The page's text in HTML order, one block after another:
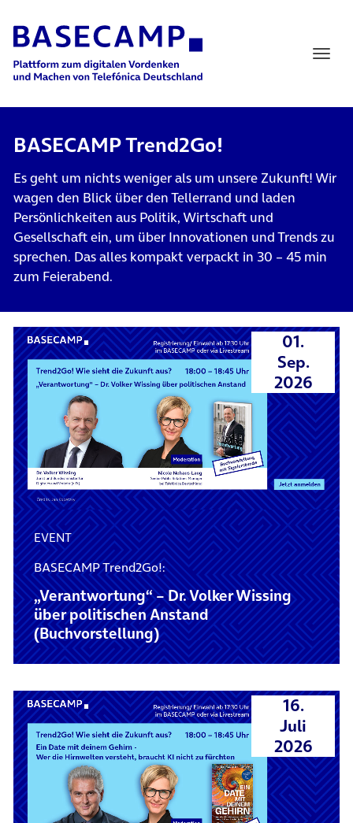
Main Navigation
BASECAMP Trend2Go!
Es geht um nichts weniger als um unsere Zukunft! Wir
wagen den Blick über den Tellerrand und laden
Persönlichkeiten aus Politik, Wirtschaft und
Gesellschaft ein, um über Innovationen und Trends zu
sprechen. Das alles kompakt verpackt in 30 – 45 min
zum Feierabend.
01.
Sep.
2026
EVENT
BASECAMP Trend2Go!:
„Verantwortung“ – Dr. Volker Wissing
über politischen Anstand
(Buchvorstellung)
16.
Juli
2026